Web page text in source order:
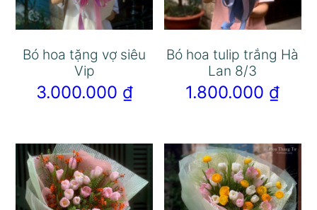
Bó hoa tặng vợ siêu
Vip
3.000.000 ₫
Bó hoa tulip trắng Hà
Lan 8/3
1.800.000 ₫